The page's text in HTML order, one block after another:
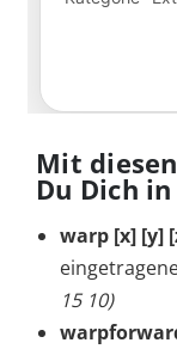
Mit
Du Dich
warp [x] [y]
15 10)